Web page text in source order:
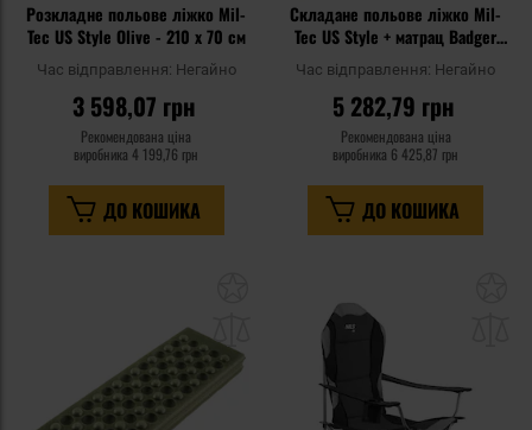
Розкладне польове ліжко Mil-
Tec US Style Olive - 210 x 70 см
Час відправлення: Негайно
3 598,07 грн
Рекомендована ціна
виробника 4 199,76 грн
ДО КОШИКА
Складане польове ліжко Mil-
Tec US Style + матрац Badger
Outdoor + подушка - набір
Час відправлення: Негайно
5 282,79 грн
Рекомендована ціна
виробника 6 425,87 грн
ДО КОШИКА
уподобань